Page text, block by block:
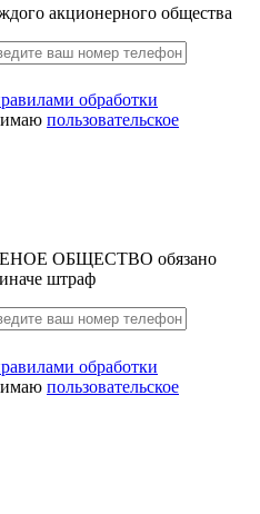
акционерного общества
обработки
пользовательское
ОБЩЕСТВО обязано
штраф
обработки
пользовательское